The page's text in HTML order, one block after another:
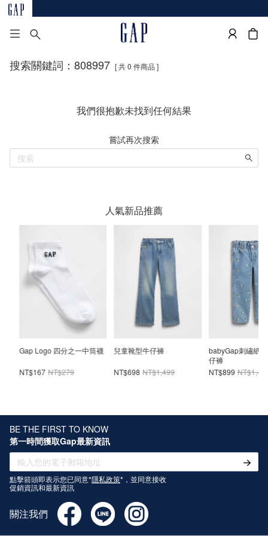
搜索關鍵詞：808997 [ 共 0 件商品 ]
我們很抱歉未找到任何結果
嘗試再次搜索
人氣新品推薦
Gap Logo 四分之一中筒襪
NT$167 NT$279
兒童靴型牛仔褲
NT$698 NT$1,499
babyGap刺繡紙
仔褲
NT$899
BE THE FIRST TO KNOW
第一時間獲取Gap最新資訊
點擊箭頭即表示您已同意*隱私政策*，並同意接收
促銷資訊和最新資訊
關注我們